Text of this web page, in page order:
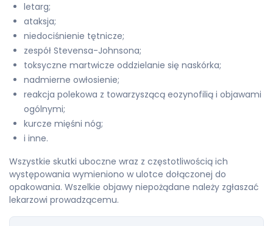
letarg;
ataksja;
niedociśnienie tętnicze;
zespół Stevensa-Johnsona;
toksyczne martwicze oddzielanie się naskórka;
nadmierne owłosienie;
reakcja polekowa z towarzyszącą eozynofilią i objawami
ogólnymi;
kurcze mięśni nóg;
i inne.
Wszystkie skutki uboczne wraz z częstotliwością ich
występowania wymieniono w ulotce dołączonej do
opakowania. Wszelkie objawy niepożądane należy zgłaszać
lekarzowi prowadzącemu.